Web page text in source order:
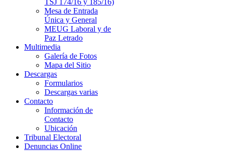
TSJ 174/16 y 185/16)
Mesa de Entrada
Única y General
MEUG Laboral y de
Paz Letrado
Multimedia
Galería de Fotos
Mapa del Sitio
Descargas
Formularios
Descargas varias
Contacto
Información de
Contacto
Ubicación
Tribunal Electoral
Denuncias Online